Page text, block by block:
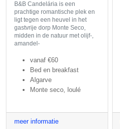
B&B Candelária is een
prachtige romantische plek en
ligt tegen een heuvel in het
gastvrije dorp Monte Seco,
midden in de natuur met olijf-,
amandel-
vanaf €60
Bed en breakfast
Algarve
Monte seco, loulé
meer informatie